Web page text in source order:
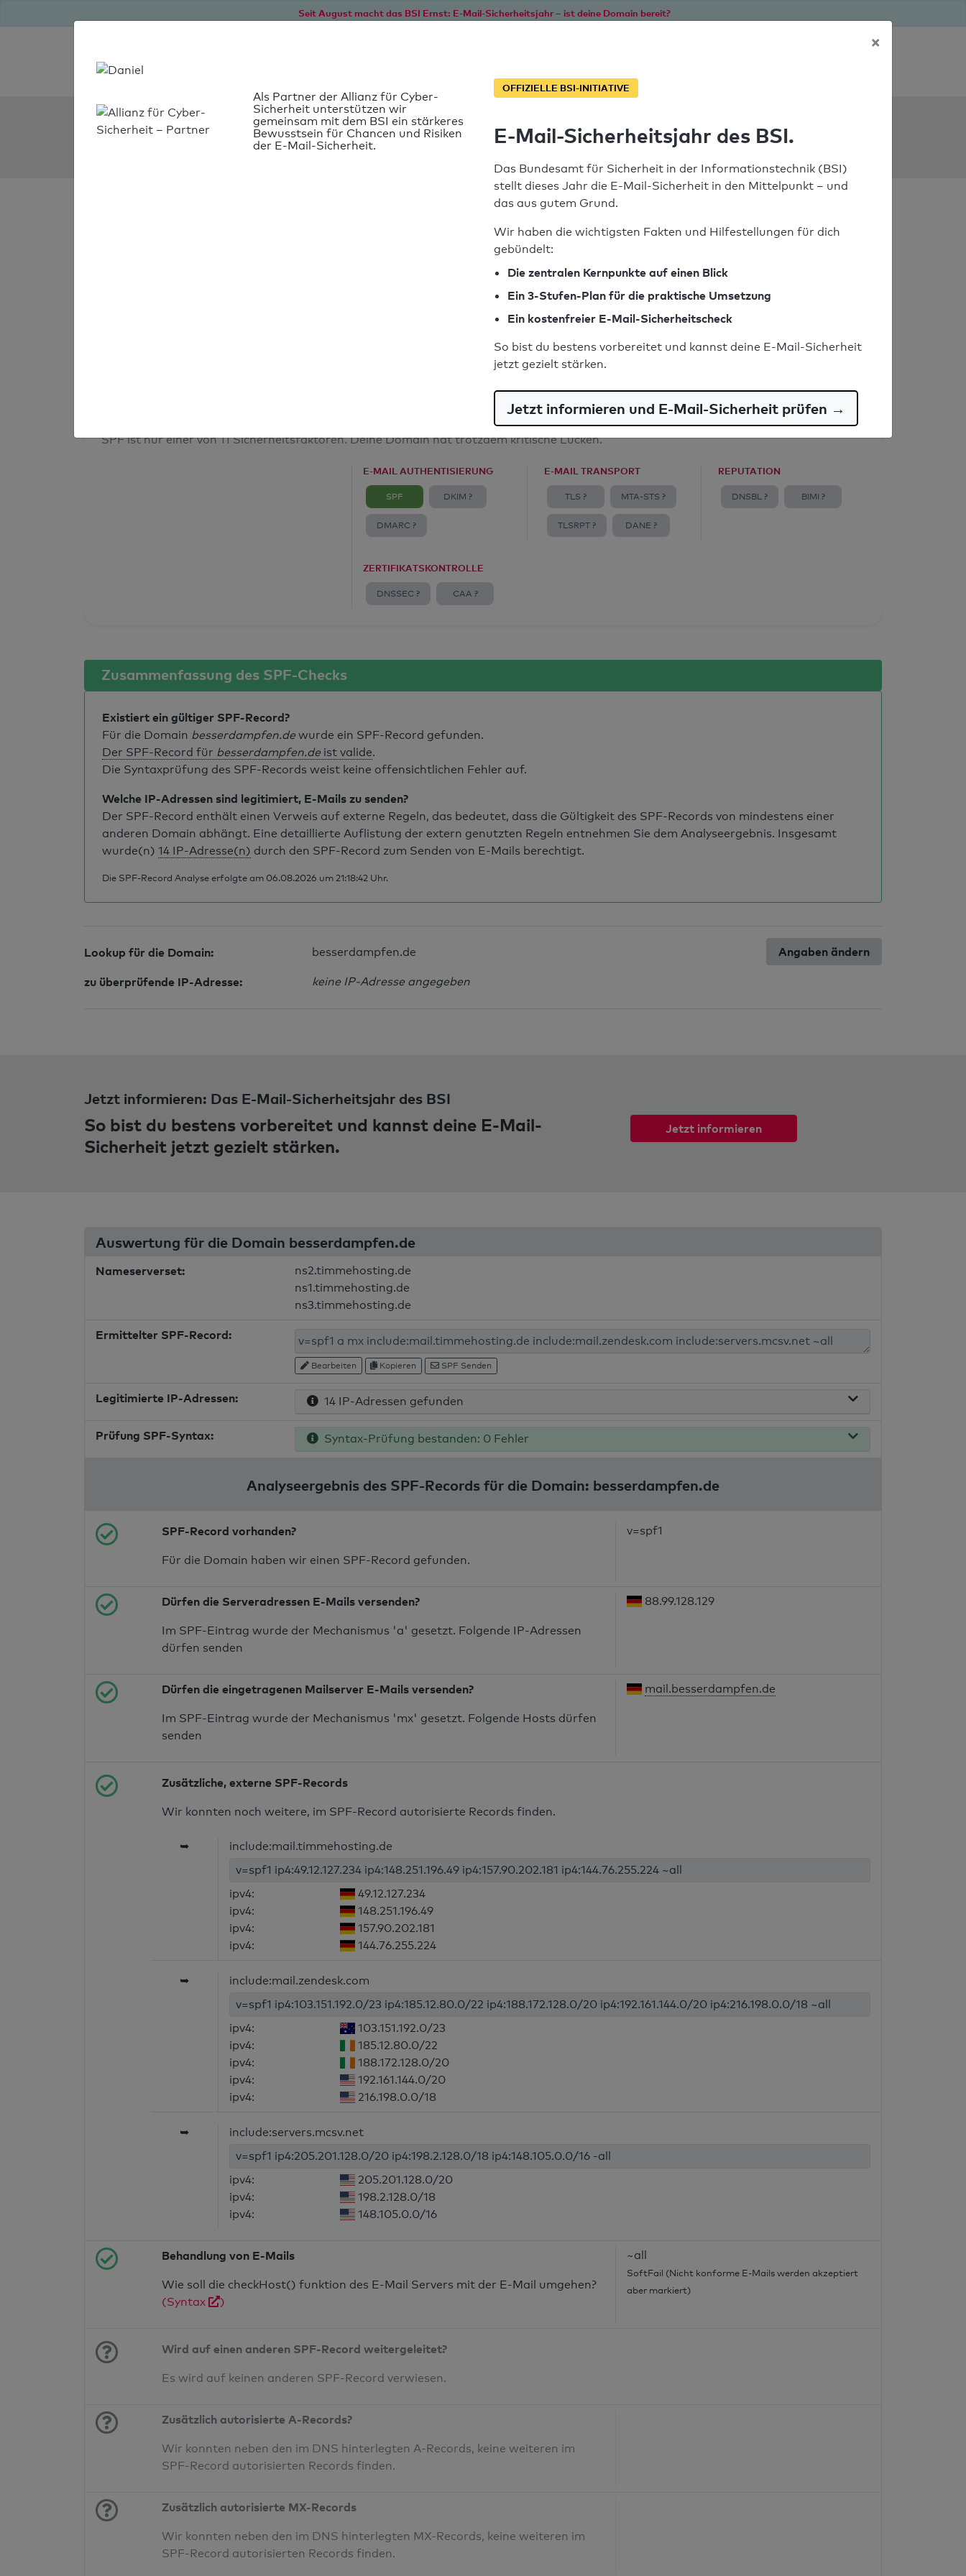
Seit August macht das BSI Ernst: E-Mail-Sicherheitsjahr – ist deine Domain bereit?
SPF Check:
besserdampfen.de
Syntaxprüfung: 0 Fehler
SPF ist nur einer von 11 Sicherheitsfaktoren. Deine Domain hat trotzdem kritische Lücken.
E-MAIL AUTHENTISIERUNG
SPF DKIM ?
DMARC ?
E-MAIL TRANSPORT
TLS ? MTA-STS ?
TLSRPT ? DANE ?
REPUTATION
DNSBL ? BIMI ?
ZERTIFIKATSKONTROLLE
DNSSEC ? CAA ?
Zusammenfassung des SPF-Checks
Existiert ein gültiger SPF-Record?
Für die Domain besserdampfen.de wurde ein SPF-Record gefunden.
Der SPF-Record für besserdampfen.de ist valide.
Die Syntaxprüfung des SPF-Records weist keine offensichtlichen Fehler auf.
Welche IP-Adressen sind legitimiert, E-Mails zu senden?
Der SPF-Record enthält einen Verweis auf externe Regeln, das bedeutet, dass die Gültigkeit des SPF-Records von mindestens einer
anderen Domain abhängt. Eine detaillierte Auflistung der extern genutzten Regeln entnehmen Sie dem Analyseergebnis. Insgesamt
wurde(n) 14 IP-Adresse(n) durch den SPF-Record zum Senden von E-Mails berechtigt.
Die SPF-Record Analyse erfolgte am 06.08.2026 um 21:18:42 Uhr.
Lookup für die Domain: besserdampfen.de
zu überprüfende IP-Adresse: keine IP-Adresse angegeben
Angaben ändern
×
Als Partner der Allianz für Cyber-
Sicherheit unterstützen wir
gemeinsam mit dem BSI ein stärkeres
Bewusstsein für Chancen und Risiken
der E-Mail-Sicherheit.
OFFIZIELLE BSI-INITIATIVE
E-Mail-Sicherheitsjahr des BSI.
Das Bundesamt für Sicherheit in der Informationstechnik (BSI)
stellt dieses Jahr die E-Mail-Sicherheit in den Mittelpunkt – und
das aus gutem Grund.
Wir haben die wichtigsten Fakten und Hilfestellungen für dich
gebündelt:
Die zentralen Kernpunkte auf einen Blick
Ein 3-Stufen-Plan für die praktische Umsetzung
Ein kostenfreier E-Mail-Sicherheitscheck
So bist du bestens vorbereitet und kannst deine E-Mail-Sicherheit
jetzt gezielt stärken.
Jetzt informieren und E-Mail-Sicherheit prüfen →
Jetzt informieren: Das E-Mail-Sicherheitsjahr des BSI
So bist du bestens vorbereitet und kannst deine E-Mail-
Sicherheit jetzt gezielt stärken.
Jetzt informieren
Auswertung für die Domain besserdampfen.de
Nameserverset:
ns2.timmehosting.de
ns1.timmehosting.de
ns3.timmehosting.de
Ermittelter SPF-Record:
Bearbeiten Kopieren SPF Senden
Legitimierte IP-Adressen: 14 IP-Adressen gefunden
Prüfung SPF-Syntax: Syntax-Prüfung bestanden: 0 Fehler
Analyseergebnis des SPF-Records für die Domain: besserdampfen.de
SPF-Record vorhanden?
Für die Domain haben wir einen SPF-Record gefunden.
v=spf1
Dürfen die Serveradressen E-Mails versenden?
Im SPF-Eintrag wurde der Mechanismus 'a' gesetzt. Folgende IP-Adressen
dürfen senden
88.99.128.129
Dürfen die eingetragenen Mailserver E-Mails versenden?
Im SPF-Eintrag wurde der Mechanismus 'mx' gesetzt. Folgende Hosts dürfen
senden
mail.besserdampfen.de
Zusätzliche, externe SPF-Records
Wir konnten noch weitere, im SPF-Record autorisierte Records finden.
➥
include:mail.timmehosting.de
v=spf1 ip4:49.12.127.234 ip4:148.251.196.49 ip4:157.90.202.181 ip4:144.76.255.224 ~all
ipv4:
49.12.127.234
ipv4:
148.251.196.49
ipv4:
157.90.202.181
ipv4:
144.76.255.224
➥
include:mail.zendesk.com
v=spf1 ip4:103.151.192.0/23 ip4:185.12.80.0/22 ip4:188.172.128.0/20 ip4:192.161.144.0/20 ip4:216.198.0.0/18 ~all
ipv4:
103.151.192.0/23
ipv4:
185.12.80.0/22
ipv4:
188.172.128.0/20
ipv4:
192.161.144.0/20
ipv4:
216.198.0.0/18
➥
include:servers.mcsv.net
v=spf1 ip4:205.201.128.0/20 ip4:198.2.128.0/18 ip4:148.105.0.0/16 -all
ipv4:
205.201.128.0/20
ipv4:
198.2.128.0/18
ipv4:
148.105.0.0/16
Behandlung von E-Mails
Wie soll die checkHost() funktion des E-Mail Servers mit der E-Mail umgehen?
(Syntax
)
~all
SoftFail (Nicht konforme E-Mails werden akzeptiert
aber markiert)
Wird auf einen anderen SPF-Record weitergeleitet?
Es wird auf keinen anderen SPF-Record verwiesen.
Zusätzlich autorisierte A-Records?
Wir konnten neben den im DNS hinterlegten A-Records, keine weiteren im
SPF-Record autorisierten Records finden.
Zusätzlich autorisierte MX-Records
Wir konnten neben den im DNS hinterlegten MX-Records, keine weiteren im
SPF-Record autorisierten Records finden.